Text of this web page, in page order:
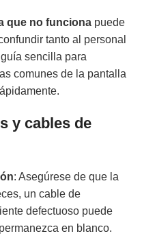
que no funciona puede
tanto al personal
sencilla para
comunes de la pantalla
y cables de
: Asegúrese de que la
un cable de
defectuoso puede
en blanco.